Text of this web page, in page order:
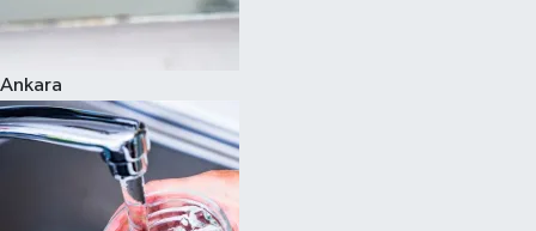
Ankara